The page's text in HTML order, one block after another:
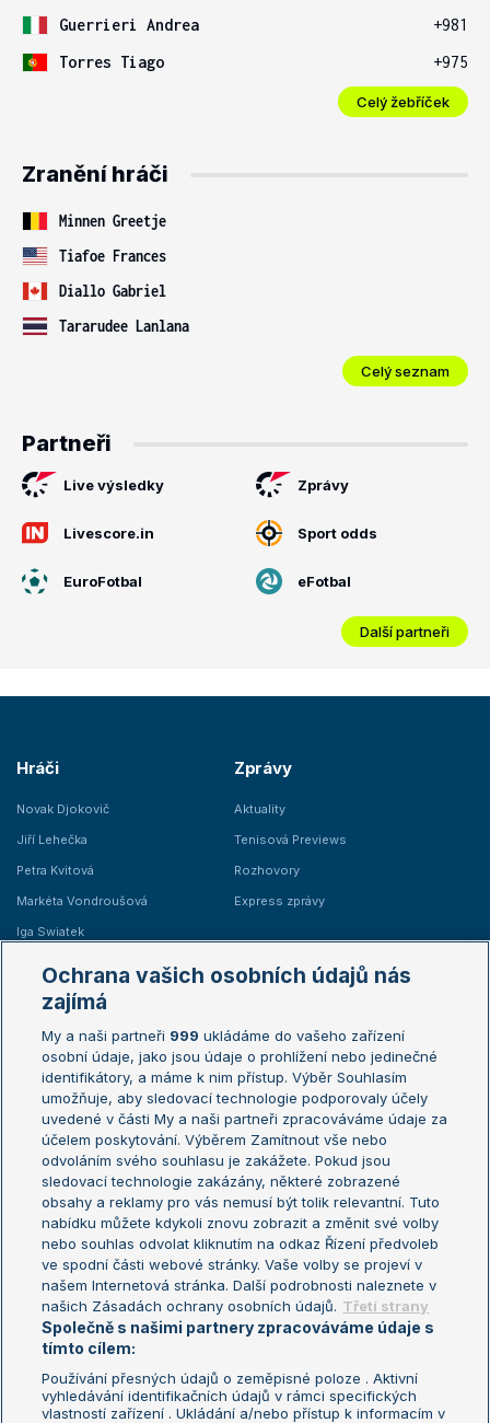
Guerrieri Andrea
+981
Torres Tiago
+975
Celý žebříček
Zranění hráči
Minnen Greetje
Tiafoe Frances
Diallo Gabriel
Tararudee Lanlana
Celý seznam
Partneři
Live výsledky Zprávy
Livescore.in Sport odds
EuroFotbal eFotbal
Další partneři
Hráči
Novak Djokovič
Jiří Lehečka
Petra Kvitová
Markéta Vondroušová
Iga Swiatek
Zprávy
Aktuality
Tenisová Previews
Rozhovory
Express zprávy
Žebříčky
Žebříček ATP (muži)
Žebříček WTA (ženy)
Sázkařský žebříček
Australian Open
French Open
Wimbledon
US Open
Turnaj mistrů
Turnaj mistryň
Aktualní trendy
Fotbalové přestupy
Livesport Daily
LS Prague Open
Ochrana vašich osobních údajů nás
zajímá
My a naši partneři 999 ukládáme do vašeho zařízení
osobní údaje, jako jsou údaje o prohlížení nebo jedinečné
identifikátory, a máme k nim přístup. Výběr Souhlasím
umožňuje, aby sledovací technologie podporovaly účely
uvedené v části My a naši partneři zpracováváme údaje za
účelem poskytování. Výběrem Zamítnout vše nebo
odvoláním svého souhlasu je zakážete. Pokud jsou
sledovací technologie zakázány, některé zobrazené
obsahy a reklamy pro vás nemusí být tolik relevantní. Tuto
nabídku můžete kdykoli znovu zobrazit a změnit své volby
nebo souhlas odvolat kliknutím na odkaz Řízení předvoleb
ve spodní části webové stránky. Vaše volby se projeví v
našem Internetová stránka. Další podrobnosti naleznete v
našich Zásadách ochrany osobních údajů. Třetí strany
Společně s našimi partnery zpracováváme údaje s
tímto cílem:
Používání přesných údajů o zeměpisné poloze . Aktivní
vyhledávání identifikačních údajů v rámci specifických
vlastností zařízení . Ukládání a/nebo přístup k informacím v